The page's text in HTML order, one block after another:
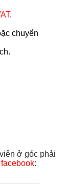
.
chuyển
ở góc phải
: